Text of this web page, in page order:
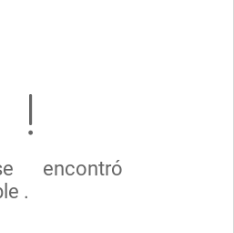
encontró
.